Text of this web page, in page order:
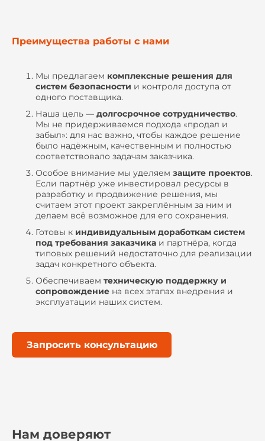
Преимущества работы с нами
Мы предлагаем комплексные решения для
систем безопасности и контроля доступа от
одного поставщика.
Наша цель — долгосрочное сотрудничество.
Мы не придерживаемся подхода «продал и
забыл»: для нас важно, чтобы каждое решение
было надёжным, качественным и полностью
соответствовало задачам заказчика.
Особое внимание мы уделяем защите проектов.
Если партнёр уже инвестировал ресурсы в
разработку и продвижение решения, мы
считаем этот проект закреплённым за ним и
делаем всё возможное для его сохранения.
Готовы к индивидуальным доработкам систем
под требования заказчика и партнёра, когда
типовых решений недостаточно для реализации
задач конкретного объекта.
Обеспечиваем техническую поддержку и
сопровождение на всех этапах внедрения и
эксплуатации наших систем.
Запросить консультацию
Нам доверяют